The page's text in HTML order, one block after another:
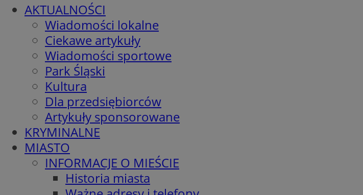
AKTUALNOŚCI
Wiadomości lokalne
Ciekawe artykuły
Wiadomości sportowe
Park Śląski
Kultura
Dla przedsiębiorców
Artykuły sponsorowane
KRYMINALNE
MIASTO
INFORMACJE O MIEŚCIE
Historia miasta